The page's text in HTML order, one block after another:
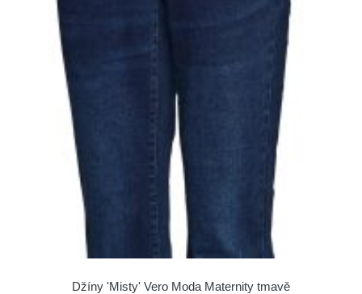
Džíny 'Misty' Vero Moda Maternity tmavě